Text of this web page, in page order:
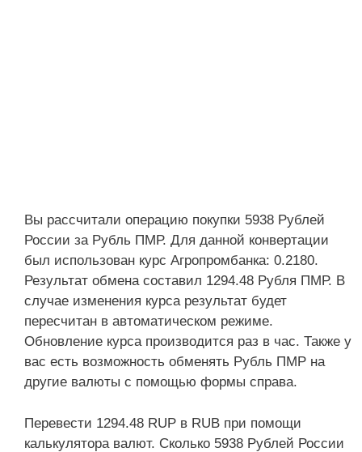
Вы рассчитали операцию покупки 5938 Рублей
России за Рубль ПМР. Для данной конвертации
был использован курс Агропромбанка: 0.2180.
Результат обмена составил 1294.48 Рубля ПМР. В
случае изменения курса результат будет
пересчитан в автоматическом режиме.
Обновление курса производится раз в час. Также у
вас есть возможность обменять Рубль ПМР на
другие валюты с помощью формы справа.
Перевести 1294.48 RUP в RUB при помощи
калькулятора валют. Сколько 5938 Рублей России